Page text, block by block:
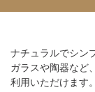
ナチュラルでシン
ガラスや陶器など
利用いただけます。